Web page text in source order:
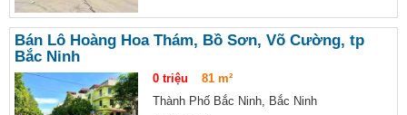
Bán Lô Hoàng Hoa Thám, Bồ Sơn, Võ Cường, tp
Bắc Ninh
0 triệu
81 m²
Thành Phố Bắc Ninh, Bắc Ninh